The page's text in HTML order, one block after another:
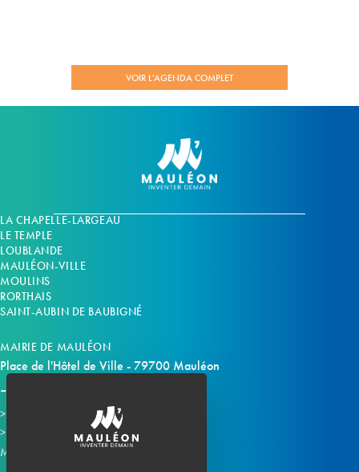
VOIR L'AGENDA COMPLET
LA CHAPELLE-LARGEAU
LE TEMPLE
LOUBLANDE
MAULÉON-VILLE
MOULINS
RORTHAIS
SAINT-AUBIN DE BAUBIGNÉ
MAIRIE DE MAULÉON
Place de l'Hôtel de Ville - 79700 Mauléon
Horaires d'ouverture
Contacter la mairie
Mauléon sur les réseaux :